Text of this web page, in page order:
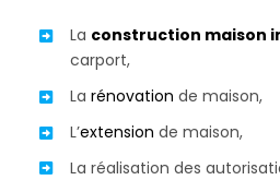
La construction maison
carport,
La rénovation de maison,
L’extension de maison,
La réalisation des